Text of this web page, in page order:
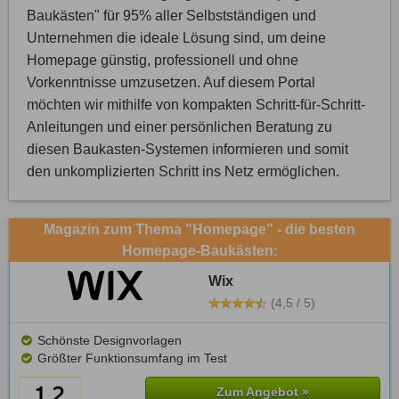
Baukästen" für 95% aller Selbstständigen und
Unternehmen die ideale Lösung sind, um deine
Homepage günstig, professionell und ohne
Vorkenntnisse umzusetzen. Auf diesem Portal
möchten wir mithilfe von kompakten Schritt-für-Schritt-
Anleitungen und einer persönlichen Beratung zu
diesen Baukasten-Systemen informieren und somit
den unkomplizierten Schritt ins Netz ermöglichen.
Magazin zum Thema "Homepage" - die besten
Homepage-Baukästen:
Wix
(4,5 / 5)
Schönste Designvorlagen
Größter Funktionsumfang im Test
Zum Angebot »